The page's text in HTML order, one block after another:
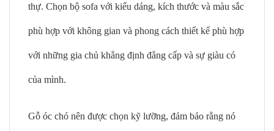
thự. Chọn bộ sofa với kiểu dáng, kích thước và màu sắc
phù hợp với không gian và phong cách thiết kế phù hợp
với những gia chủ khẳng định đẳng cấp và sự giàu có
của mình.
Gỗ óc chó nên được chọn kỹ lưỡng, đảm bảo rằng nó